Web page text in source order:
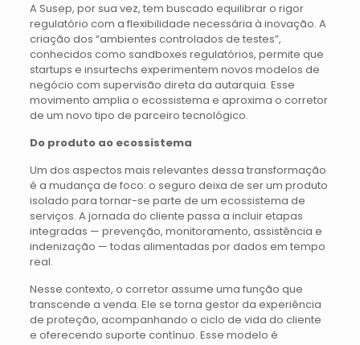
A Susep, por sua vez, tem buscado equilibrar o rigor
regulatório com a flexibilidade necessária à inovação. A
criação dos “ambientes controlados de testes”,
conhecidos como sandboxes regulatórios, permite que
startups e insurtechs experimentem novos modelos de
negócio com supervisão direta da autarquia. Esse
movimento amplia o ecossistema e aproxima o corretor
de um novo tipo de parceiro tecnológico.
Do produto ao ecossistema
Um dos aspectos mais relevantes dessa transformação
é a mudança de foco: o seguro deixa de ser um produto
isolado para tornar-se parte de um ecossistema de
serviços. A jornada do cliente passa a incluir etapas
integradas — prevenção, monitoramento, assistência e
indenização — todas alimentadas por dados em tempo
real.
Nesse contexto, o corretor assume uma função que
transcende a venda. Ele se torna gestor da experiência
de proteção, acompanhando o ciclo de vida do cliente
e oferecendo suporte contínuo. Esse modelo é